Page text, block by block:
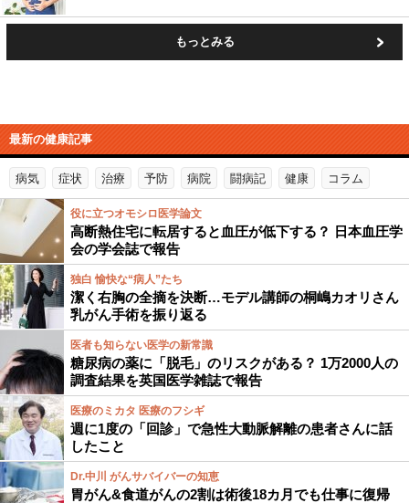
もっとみる
最新の健康記事
病気 症状 治療 予防 病院 闘病記 健康 コラム
役に立つオモシロ医学論文
高断熱住宅に転居すると血圧が低下する？ 日本血圧学
会の学会誌で報告
独白 愉快な“病人”たち
潔く右胸の全摘を決断…モデル講師の桐嶋カオリさん
乳がん手術を振り返る
医者も知らない医学の新常識
糖尿病の薬に「脱毛」のリスクがある？ 1万2000人の
調査結果を英国医学雑誌で報告
医療のミカタ 医療のフシギ
週に1度の「回診」で急性大動脈解離の患者さんに話
したこと
Dr.中川 がんサバイバーの知恵
胃がん&食道がんの2割は術後18カ月でも仕事に復帰